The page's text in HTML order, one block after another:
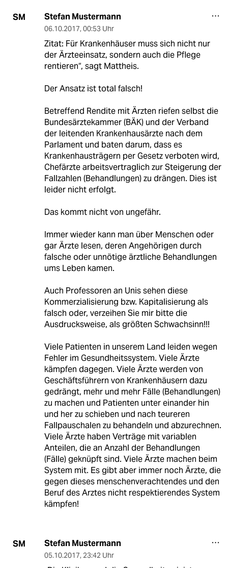
SM Stefan Mustermann
06.10.2017, 00:53 Uhr
Zitat: Für Krankenhäuser muss sich nicht nur
der Ärzteeinsatz, sondern auch die Pflege
rentieren“, sagt Mattheis.
Der Ansatz ist total falsch!
Betreffend Rendite mit Ärzten riefen selbst die
Bundesärztekammer (BÄK) und der Verband
der leitenden Krankenhausärzte nach dem
Parlament und baten darum, dass es
Krankenhausträgern per Gesetz verboten wird,
Chefärzte arbeitsvertraglich zur Steigerung der
Fallzahlen (Behandlungen) zu drängen. Dies ist
leider nicht erfolgt.
Das kommt nicht von ungefähr.
Immer wieder kann man über Menschen oder
gar Ärzte lesen, deren Angehörigen durch
falsche oder unnötige ärztliche Behandlungen
ums Leben kamen.
Auch Professoren an Unis sehen diese
Kommerzialisierung bzw. Kapitalisierung als
falsch oder, verzeihen Sie mir bitte die
Ausdrucksweise, als größten Schwachsinn!!!
Viele Patienten in unserem Land leiden wegen
Fehler im Gesundheitssystem. Viele Ärzte
kämpfen dagegen. Viele Ärzte werden von
Geschäftsführern von Krankenhäusern dazu
gedrängt, mehr und mehr Fälle (Behandlungen)
zu machen und Patienten unter einander hin
und her zu schieben und nach teureren
Fallpauschalen zu behandeln und abzurechnen.
Viele Ärzte haben Verträge mit variablen
Anteilen, die an Anzahl der Behandlungen
(Fälle) geknüpft sind. Viele Ärzte machen beim
System mit. Es gibt aber immer noch Ärzte, die
gegen dieses menschenverachtendes und den
Beruf des Arztes nicht respektierendes System
kämpfen!
SM Stefan Mustermann
05.10.2017, 23:42 Uhr